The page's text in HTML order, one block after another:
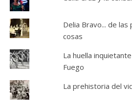
Delia Bravo... de
cosas
La huella
Fuego
La prehistoria del